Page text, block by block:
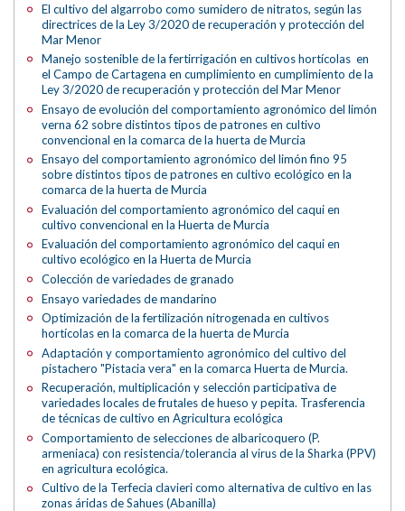
El cultivo del algarrobo como sumidero de nitratos, según las
directrices de la Ley 3/2020 de recuperación y protección del
Mar Menor
Manejo sostenible de la fertirrigación en cultivos hortícolas en
el Campo de Cartagena en cumplimiento en cumplimiento de la
Ley 3/2020 de recuperación y protección del Mar Menor
Ensayo de evolución del comportamiento agronómico del limón
verna 62 sobre distintos tipos de patrones en cultivo
convencional en la comarca de la huerta de Murcia
Ensayo del comportamiento agronómico del limón fino 95
sobre distintos tipos de patrones en cultivo ecológico en la
comarca de la huerta de Murcia
Evaluación del comportamiento agronómico del caqui en
cultivo convencional en la Huerta de Murcia
Evaluación del comportamiento agronómico del caqui en
cultivo ecológico en la Huerta de Murcia
Colección de variedades de granado
Ensayo variedades de mandarino
Optimización de la fertilización nitrogenada en cultivos
hortícolas en la comarca de la huerta de Murcia
Adaptación y comportamiento agronómico del cultivo del
pistachero "Pistacia vera" en la comarca Huerta de Murcia.
Recuperación, multiplicación y selección participativa de
variedades locales de frutales de hueso y pepita. Trasferencia
de técnicas de cultivo en Agricultura ecológica
Comportamiento de selecciones de albaricoquero (P.
armeniaca) con resistencia/tolerancia al virus de la Sharka (PPV)
en agricultura ecológica.
Cultivo de la Terfecia clavieri como alternativa de cultivo en las
zonas áridas de Sahues (Abanilla)